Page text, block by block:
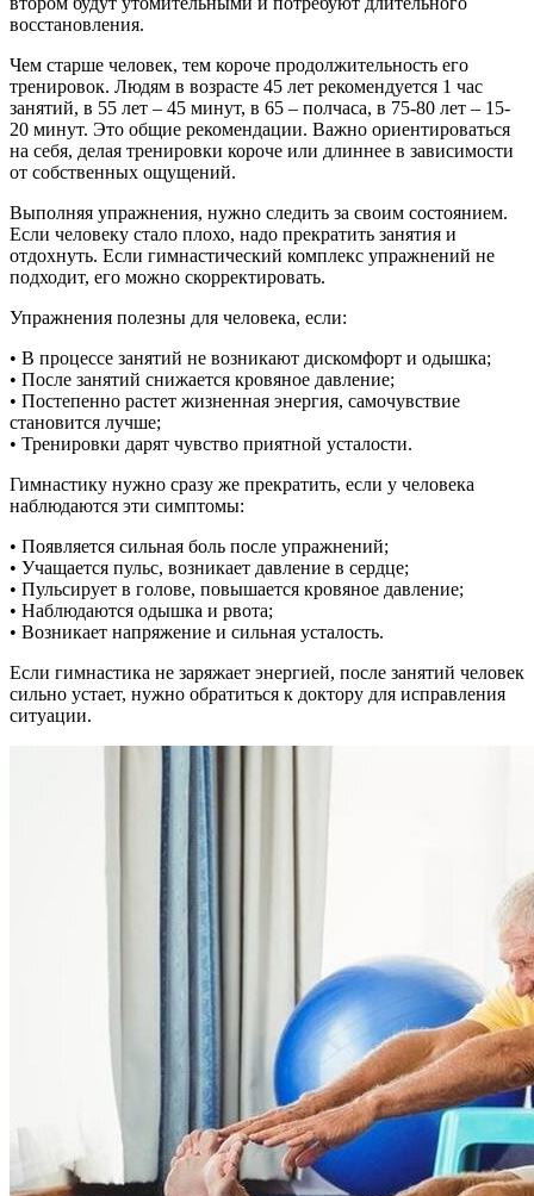
восстановления.
Чем старше человек, тем короче продолжительность его
тренировок. Людям в возрасте 45 лет рекомендуется 1 час
занятий, в 55 лет – 45 минут, в 65 – полчаса, в 75-80 лет – 15-
20 минут. Это общие рекомендации. Важно ориентироваться
на себя, делая тренировки короче или длиннее в зависимости
от собственных ощущений.
Выполняя упражнения, нужно следить за своим состоянием.
Если человеку стало плохо, надо прекратить занятия и
отдохнуть. Если гимнастический комплекс упражнений не
подходит, его можно скорректировать.
Упражнения полезны для человека, если:
• В процессе занятий не возникают дискомфорт и одышка;
• После занятий снижается кровяное давление;
• Постепенно растет жизненная энергия, самочувствие
становится лучше;
• Тренировки дарят чувство приятной усталости.
Гимнастику нужно сразу же прекратить, если у человека
наблюдаются эти симптомы:
• Появляется сильная боль после упражнений;
• Учащается пульс, возникает давление в сердце;
• Пульсирует в голове, повышается кровяное давление;
• Наблюдаются одышка и рвота;
• Возникает напряжение и сильная усталость.
Если гимнастика не заряжает энергией, после занятий человек
сильно устает, нужно обратиться к доктору для исправления
ситуации.